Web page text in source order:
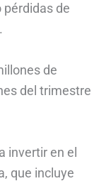
pérdidas de
de
del trimestre
invertir en el
que incluye